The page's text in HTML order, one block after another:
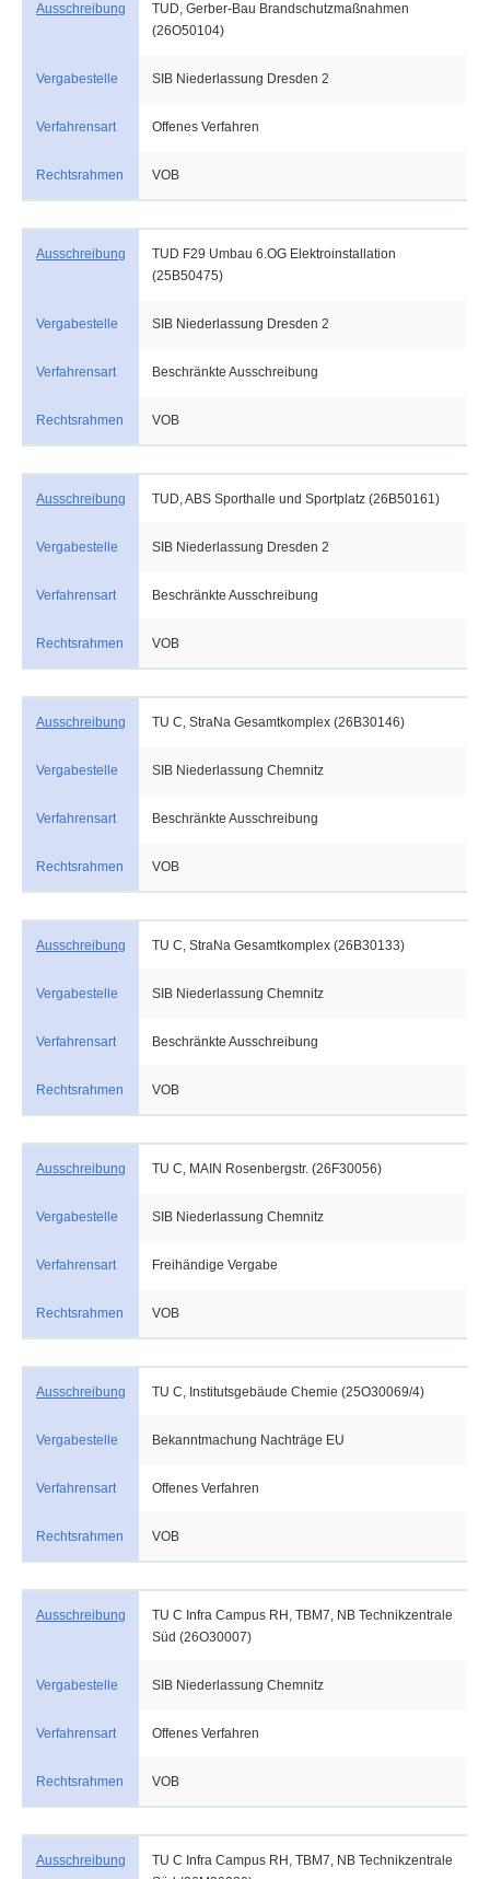
Ausschreibung
TUD, Gerber-Bau Brandschutzmaßnahmen
(26O50104)
Vergabestelle SIB Niederlassung Dresden 2
Verfahrensart Offenes Verfahren
Rechtsrahmen VOB
Ausschreibung
TUD F29 Umbau 6.OG Elektroinstallation
(25B50475)
Vergabestelle SIB Niederlassung Dresden 2
Verfahrensart Beschränkte Ausschreibung
Rechtsrahmen VOB
Ausschreibung TUD, ABS Sporthalle und Sportplatz (26B50161)
Vergabestelle SIB Niederlassung Dresden 2
Verfahrensart Beschränkte Ausschreibung
Rechtsrahmen VOB
Ausschreibung TU C, StraNa Gesamtkomplex (26B30146)
Vergabestelle SIB Niederlassung Chemnitz
Verfahrensart Beschränkte Ausschreibung
Rechtsrahmen VOB
Ausschreibung TU C, StraNa Gesamtkomplex (26B30133)
Vergabestelle SIB Niederlassung Chemnitz
Verfahrensart Beschränkte Ausschreibung
Rechtsrahmen VOB
Ausschreibung TU C, MAIN Rosenbergstr. (26F30056)
Vergabestelle SIB Niederlassung Chemnitz
Verfahrensart Freihändige Vergabe
Rechtsrahmen VOB
Ausschreibung TU C, Institutsgebäude Chemie (25O30069/4)
Vergabestelle Bekanntmachung Nachträge EU
Verfahrensart Offenes Verfahren
Rechtsrahmen VOB
Ausschreibung
TU C Infra Campus RH, TBM7, NB Technikzentrale
Süd (26O30007)
Vergabestelle SIB Niederlassung Chemnitz
Verfahrensart Offenes Verfahren
Rechtsrahmen VOB
Ausschreibung
TU C Infra Campus RH, TBM7, NB Technikzentrale